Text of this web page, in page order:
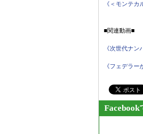
《＜モンテ
■関連動画■
《次世代ナ
《フェデラ